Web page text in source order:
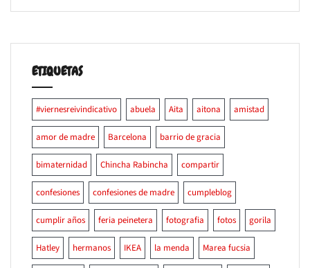
ETIQUETAS
#viernesreivindicativo abuela Aita aitona amistad
amor de madre Barcelona barrio de gracia
bimaternidad Chincha Rabincha compartir
confesiones confesiones de madre cumpleblog
cumplir años feria peinetera fotografia fotos gorila
Hatley hermanos IKEA la menda Marea fucsia